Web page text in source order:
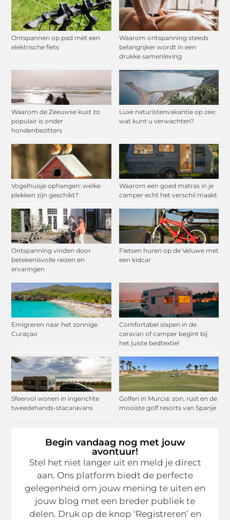
Ontspannen op pad met een
elektrische fiets
Waarom ontspanning steeds
belangrijker wordt in een
drukke samenleving
Waarom de Zeeuwse kust zo
populair is onder
hondenbezitters
Luxe naturistenvakantie op zee:
wat kunt u verwachten?
Vogelhuisje ophangen: welke
plekken zijn geschikt?
Waarom een goed matras in je
camper echt het verschil maakt
Ontspanning vinden door
betekenisvolle reizen en
ervaringen
Fietsen huren op de Veluwe met
een kidcar
Emigreren naar het zonnige
Curaçao
Comfortabel slapen in de
caravan of camper begint bij
het juiste bedtextiel
Sfeervol wonen in ingerichte
tweedehands-stacaravans
Golfen in Murcia: zon, rust en de
mooiste golf resorts van Spanje
Begin vandaag nog met jouw
avontuur!
Stel het niet langer uit en meld je direct
aan. Ons platform biedt de perfecte
gelegenheid om jouw mening te uiten en
jouw blog met een breder publiek te
delen. Druk op de knop ‘Registreren’ en